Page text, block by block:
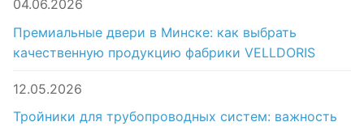
04.06.2026
Премиальные двери в Минске: как выбрать
качественную продукцию фабрики VELLDORIS
12.05.2026
Тройники для трубопроводных систем: важность